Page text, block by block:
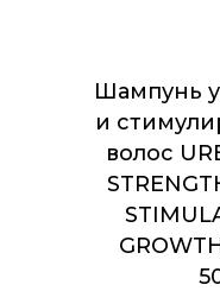
Шампунь
и
волос